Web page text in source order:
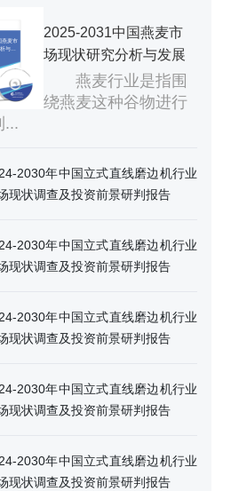
燕麦市
与发
2025-2031中国燕麦市
场现状研究分析与发展
前景预测报告
燕麦行业是指围
绕燕麦这种谷物进行
...
2030年中国立式直线磨边机行业
现状调查及投资前景研判报告
2030年中国立式直线磨边机行业
现状调查及投资前景研判报告
2030年中国立式直线磨边机行业
现状调查及投资前景研判报告
2030年中国立式直线磨边机行业
现状调查及投资前景研判报告
2030年中国立式直线磨边机行业
现状调查及投资前景研判报告